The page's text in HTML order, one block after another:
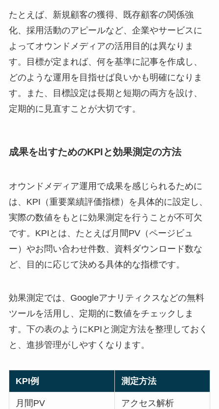
たとえば、新規顧客の獲得、既存顧客の関係強
化、採用活動のアピールなど、企業やサービスに
よってオウンドメディアの活用目的は異なりま
す。目標が定まれば、何を基準に記事を作成し、
どのような運用を目指せば良いかも明確になりま
す。また、目標設定は長期と短期の両方を設け、
定期的に見直すことが大切です。
成果を出すためのKPIと効果測定の方法
オウンドメディア運用で成果を感じられるために
は、KPI（重要業績評価指標）を具体的に設定し、
実際の数値をもとに効果測定を行うことが不可欠
です。KPIとは、たとえば月間PV（ページビュ
ー）やお問い合わせ件数、資料ダウンロード数な
ど、目的に応じて決める具体的な指標です。
効果測定では、Googleアナリティクスなどの無料
ツールを活用し、定期的に数値をチェックしま
す。下の表のようにKPIと測定方法を整理しておく
と、進捗管理がしやすくなります。
KPI例 測定方法
月間PV アクセス解析